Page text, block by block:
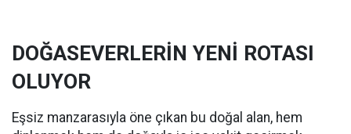
DOĞASEVERLERİN YENİ ROTASI
OLUYOR
Eşsiz manzarasıyla öne çıkan bu doğal alan, hem